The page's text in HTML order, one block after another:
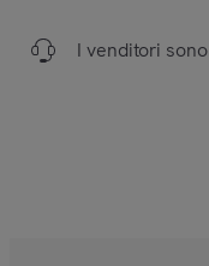
I venditori